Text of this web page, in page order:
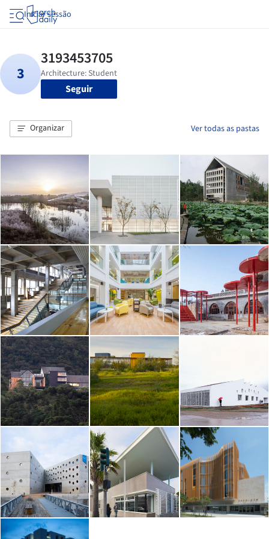
Iniciar sessão
Seguir
Organizar Ver todas as pastas